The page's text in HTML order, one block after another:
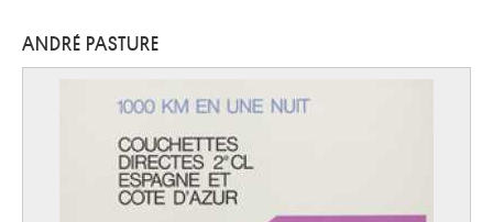
ANDRÉ PASTURE